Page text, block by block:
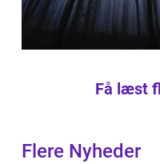
Få læst
Flere Nyheder